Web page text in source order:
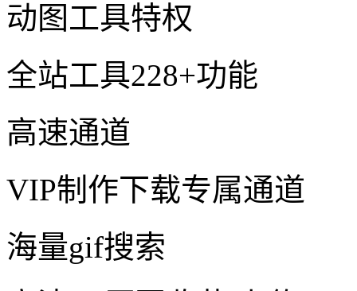
动图工具特权
全站工具228+功能
高速通道
VIP制作下载专属通道
海量gif搜索